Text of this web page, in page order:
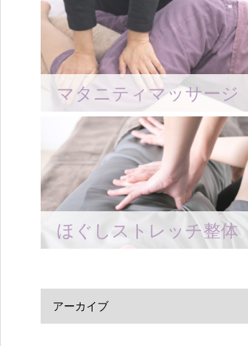
マタニティマッサージ
ほぐしストレッチ整体